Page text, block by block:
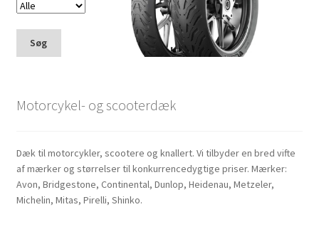
Søg
Motorcykel- og scooterdæk
Dæk til motorcykler, scootere og knallert. Vi tilbyder en bred vifte
af mærker og størrelser til konkurrencedygtige priser. Mærker:
Avon, Bridgestone, Continental, Dunlop, Heidenau, Metzeler,
Michelin, Mitas, Pirelli, Shinko.